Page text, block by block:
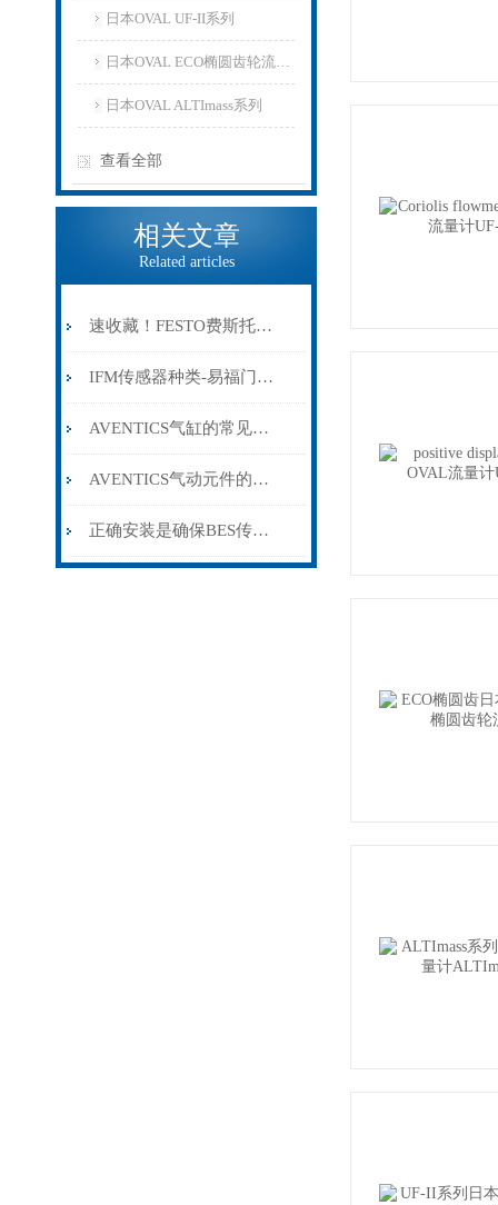
日本OVAL UF-II系列
日本OVAL ECO椭圆齿轮流量计系列
日本OVAL ALTImass系列
查看全部
相关文章
Related articles
速收藏！FESTO费斯托气缸常见故障的解决方法分享
IFM传感器种类-易福门磁性传感器原理
AVENTICS气缸的常见故障相应解决方法
AVENTICS气动元件的规范安装方法分享
正确安装是确保BES传感器准确检测的关键步骤